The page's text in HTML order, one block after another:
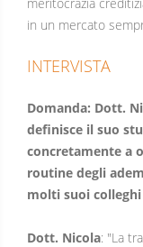
in un mercato
INTERVISTA
Domanda: Dott.
definisce il suo
concretamente a
routine degli
molti suoi
Dott. Nicola: "La